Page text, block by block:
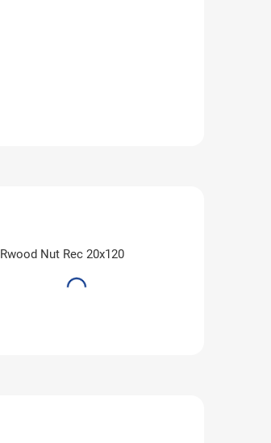
Rwood Nut Rec 20x120